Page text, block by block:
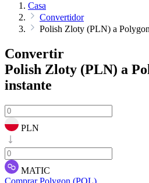
Casa
Convertidor
Polish Zloty (PLN) a
Convertir
Polish Zloty (PLN) a
instante
PLN
MATIC
Comprar Polygon (POL)